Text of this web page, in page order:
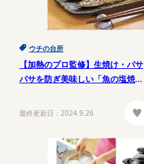
ウチの台所
【加熱のプロ監修】生焼け・パサ
パサを防ぎ美味しい「魚の塩焼
最終更新日： 2024.9.26